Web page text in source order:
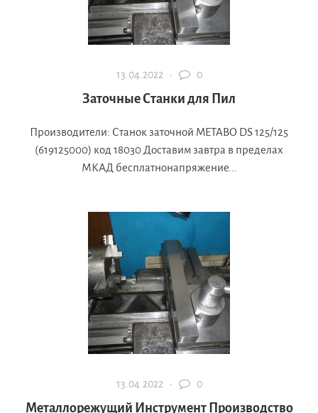
13.04.2022 · 0
Заточные Станки для Пил
Производители: Станок заточной METABO DS 125/125
(619125000) код 18030 Доставим завтра в пределах
МКАД бесплатнонапряжение...
13.04.2022 · 0
Металлорежущий Инструмент Производство